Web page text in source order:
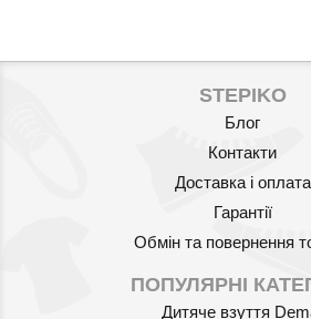
STEPIKO
Блог
Контакти
Доставка і оплата
Гарантії
Обмін та повернення
ПОПУЛЯРНІ
Дитяче взуття